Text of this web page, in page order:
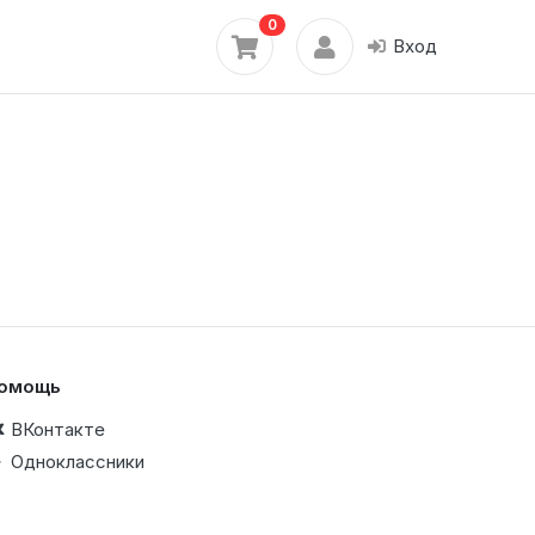
0
Вход
ВКонтакте
Одноклассники